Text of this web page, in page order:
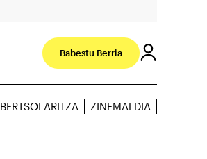
Babestu Berria
BERTSOLARITZA ZINEMALDIA